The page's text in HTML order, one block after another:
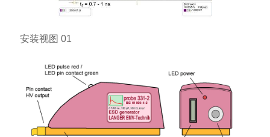
安装视图 01